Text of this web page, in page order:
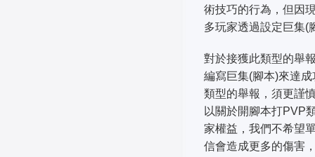
術技巧的行為，但因
多玩家透過設定巨集(
對於接獲此類型的舉
編寫巨集(腳本)來達
類型的舉報，須更謹
以關於開腳本打PVP
家權益，我們不希望
信會造成更多的傷害